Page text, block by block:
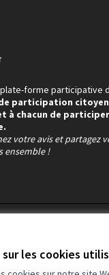
les cookies
forme participative
participation
à chacun de
votre avis et partagez
ensemble !